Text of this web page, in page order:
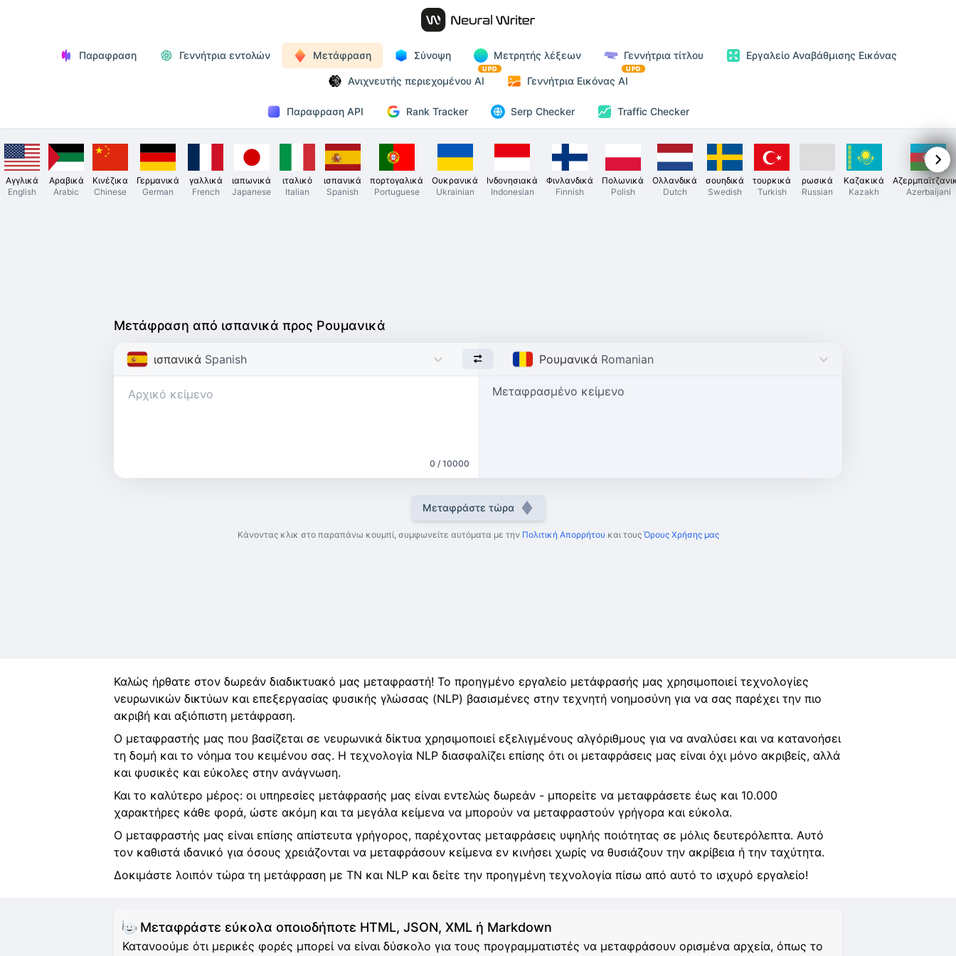
Παραφραση Γεννήτρια εντολών Μετάφραση Σύνοψη Μετρητής λέξεων Γεννήτρια τίτλου Εργαλείο Αναβάθμισης Εικόνας
Ανιχνευτής περιεχομένου AI
UPD
Γεννήτρια Εικόνας AI
UPD
Παραφραση API Rank Tracker Serp Checker Traffic Checker
Αγγλικά
English
Αραβικά
Arabic
Κινέζικα
Chinese
Γερμανικά
German
γαλλικά
French
ιαπωνικά
Japanese
ιταλικό
Italian
ισπανικά
Spanish
πορτογαλικά
Portuguese
Ουκρανικά
Ukrainian
Ινδονησιακά
Indonesian
Φινλανδικά
Finnish
Πολωνικά
Polish
Ολλανδικά
Dutch
σουηδικά
Swedish
τουρκικά
Turkish
ρωσικά
Russian
Καζακικά
Kazakh
Azerbaijani
Μετάφραση από ισπανικά προς Ρουμανικά
ισπανικά Spanish Ρουμανικά Romanian
0 / 10000
Μεταφρασμένο κείμενο
Μεταφράστε τώρα
Κάνοντας κλικ στο παραπάνω κουμπί, συμφωνείτε αυτόματα με την Πολιτική Απορρήτου και τους Όρους Χρήσης μας
Καλώς ήρθατε στον δωρεάν διαδικτυακό μας μεταφραστή! Το προηγμένο εργαλείο μετάφρασής μας χρησιμοποιεί τεχνολογίες
νευρωνικών δικτύων και επεξεργασίας φυσικής γλώσσας (NLP) βασισμένες στην τεχνητή νοημοσύνη για να σας παρέχει την πιο
ακριβή και αξιόπιστη μετάφραση.
Ο μεταφραστής μας που βασίζεται σε νευρωνικά δίκτυα χρησιμοποιεί εξελιγμένους αλγόριθμους για να αναλύσει και να κατανοήσει
τη δομή και το νόημα του κειμένου σας. Η τεχνολογία NLP διασφαλίζει επίσης ότι οι μεταφράσεις μας είναι όχι μόνο ακριβείς, αλλά
και φυσικές και εύκολες στην ανάγνωση.
Και το καλύτερο μέρος: οι υπηρεσίες μετάφρασής μας είναι εντελώς δωρεάν - μπορείτε να μεταφράσετε έως και 10.000
χαρακτήρες κάθε φορά, ώστε ακόμη και τα μεγάλα κείμενα να μπορούν να μεταφραστούν γρήγορα και εύκολα.
Ο μεταφραστής μας είναι επίσης απίστευτα γρήγορος, παρέχοντας μεταφράσεις υψηλής ποιότητας σε μόλις δευτερόλεπτα. Αυτό
τον καθιστά ιδανικό για όσους χρειάζονται να μεταφράσουν κείμενα εν κινήσει χωρίς να θυσιάζουν την ακρίβεια ή την ταχύτητα.
Δοκιμάστε λοιπόν τώρα τη μετάφραση με ΤΝ και NLP και δείτε την προηγμένη τεχνολογία πίσω από αυτό το ισχυρό εργαλείο!
Μεταφράστε εύκολα οποιοδήποτε HTML, JSON, XML ή Markdown
Κατανοούμε ότι μερικές φορές μπορεί να είναι δύσκολο για τους προγραμματιστές να μεταφράσουν ορισμένα αρχεία, όπως το